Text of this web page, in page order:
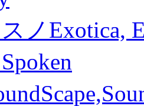
ノ Exotica,
Spoken